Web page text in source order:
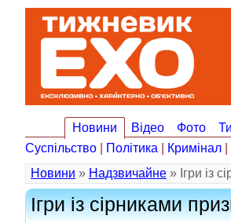
Новини Відео Фото
Суспільство
Політика Кримінал
Новини » Надзвичайне » Ігри із
Ігри із сірниками